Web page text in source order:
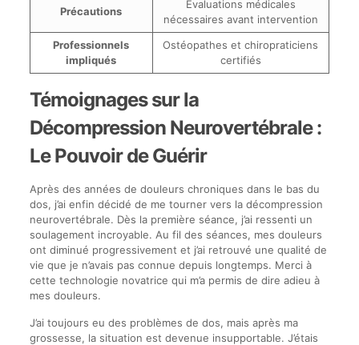
Précautions
Évaluations médicales
nécessaires avant intervention
Professionnels
impliqués
Ostéopathes et chiropraticiens
certifiés
Témoignages sur la
Décompression Neurovertébrale :
Le Pouvoir de Guérir
Après des années de douleurs chroniques dans le bas du
dos, j’ai enfin décidé de me tourner vers la décompression
neurovertébrale. Dès la première séance, j’ai ressenti un
soulagement incroyable. Au fil des séances, mes douleurs
ont diminué progressivement et j’ai retrouvé une qualité de
vie que je n’avais pas connue depuis longtemps. Merci à
cette technologie novatrice qui m’a permis de dire adieu à
mes douleurs.
J’ai toujours eu des problèmes de dos, mais après ma
grossesse, la situation est devenue insupportable. J’étais